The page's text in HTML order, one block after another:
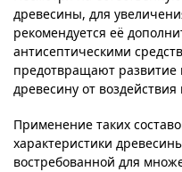
древесины, для
рекомендуется её
антисептическими
предотвращают
древесину от
Применение таких
характеристики
востребованной для